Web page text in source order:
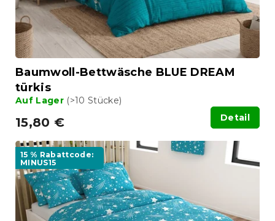
Baumwoll-Bettwäsche BLUE DREAM
türkis
Auf Lager (>10 Stücke)
15,80 € Detail
15 % Rabattcode:
MINUS15